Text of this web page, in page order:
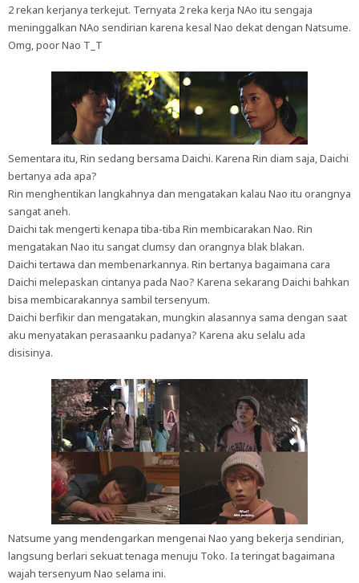
2 rekan kerjanya terkejut. Ternyata 2 reka kerja NAo itu sengaja
meninggalkan NAo sendirian karena kesal Nao dekat dengan Natsume.
Omg, poor Nao T_T
Sementara itu, Rin sedang bersama Daichi. Karena Rin diam saja, Daichi
bertanya ada apa?
Rin menghentikan langkahnya dan mengatakan kalau Nao itu orangnya
sangat aneh.
Daichi tak mengerti kenapa tiba-tiba Rin membicarakan Nao. Rin
mengatakan Nao itu sangat clumsy dan orangnya blak blakan.
Daichi tertawa dan membenarkannya. Rin bertanya bagaimana cara
Daichi melepaskan cintanya pada Nao? Karena sekarang Daichi bahkan
bisa membicarakannya sambil tersenyum.
Daichi berfikir dan mengatakan, mungkin alasannya sama dengan saat
aku menyatakan perasaanku padanya? Karena aku selalu ada
disisinya.
Natsume yang mendengarkan mengenai Nao yang bekerja sendirian,
langsung berlari sekuat tenaga menuju Toko. Ia teringat bagaimana
wajah tersenyum Nao selama ini.